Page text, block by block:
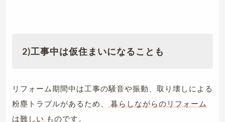
2)工事中は仮住まいになることも
リフォーム期間中は工事の騒音や振動、取り壊しによる
粉塵トラブルがあるため、
暮らしながらのリフォーム
は難しい ものです。